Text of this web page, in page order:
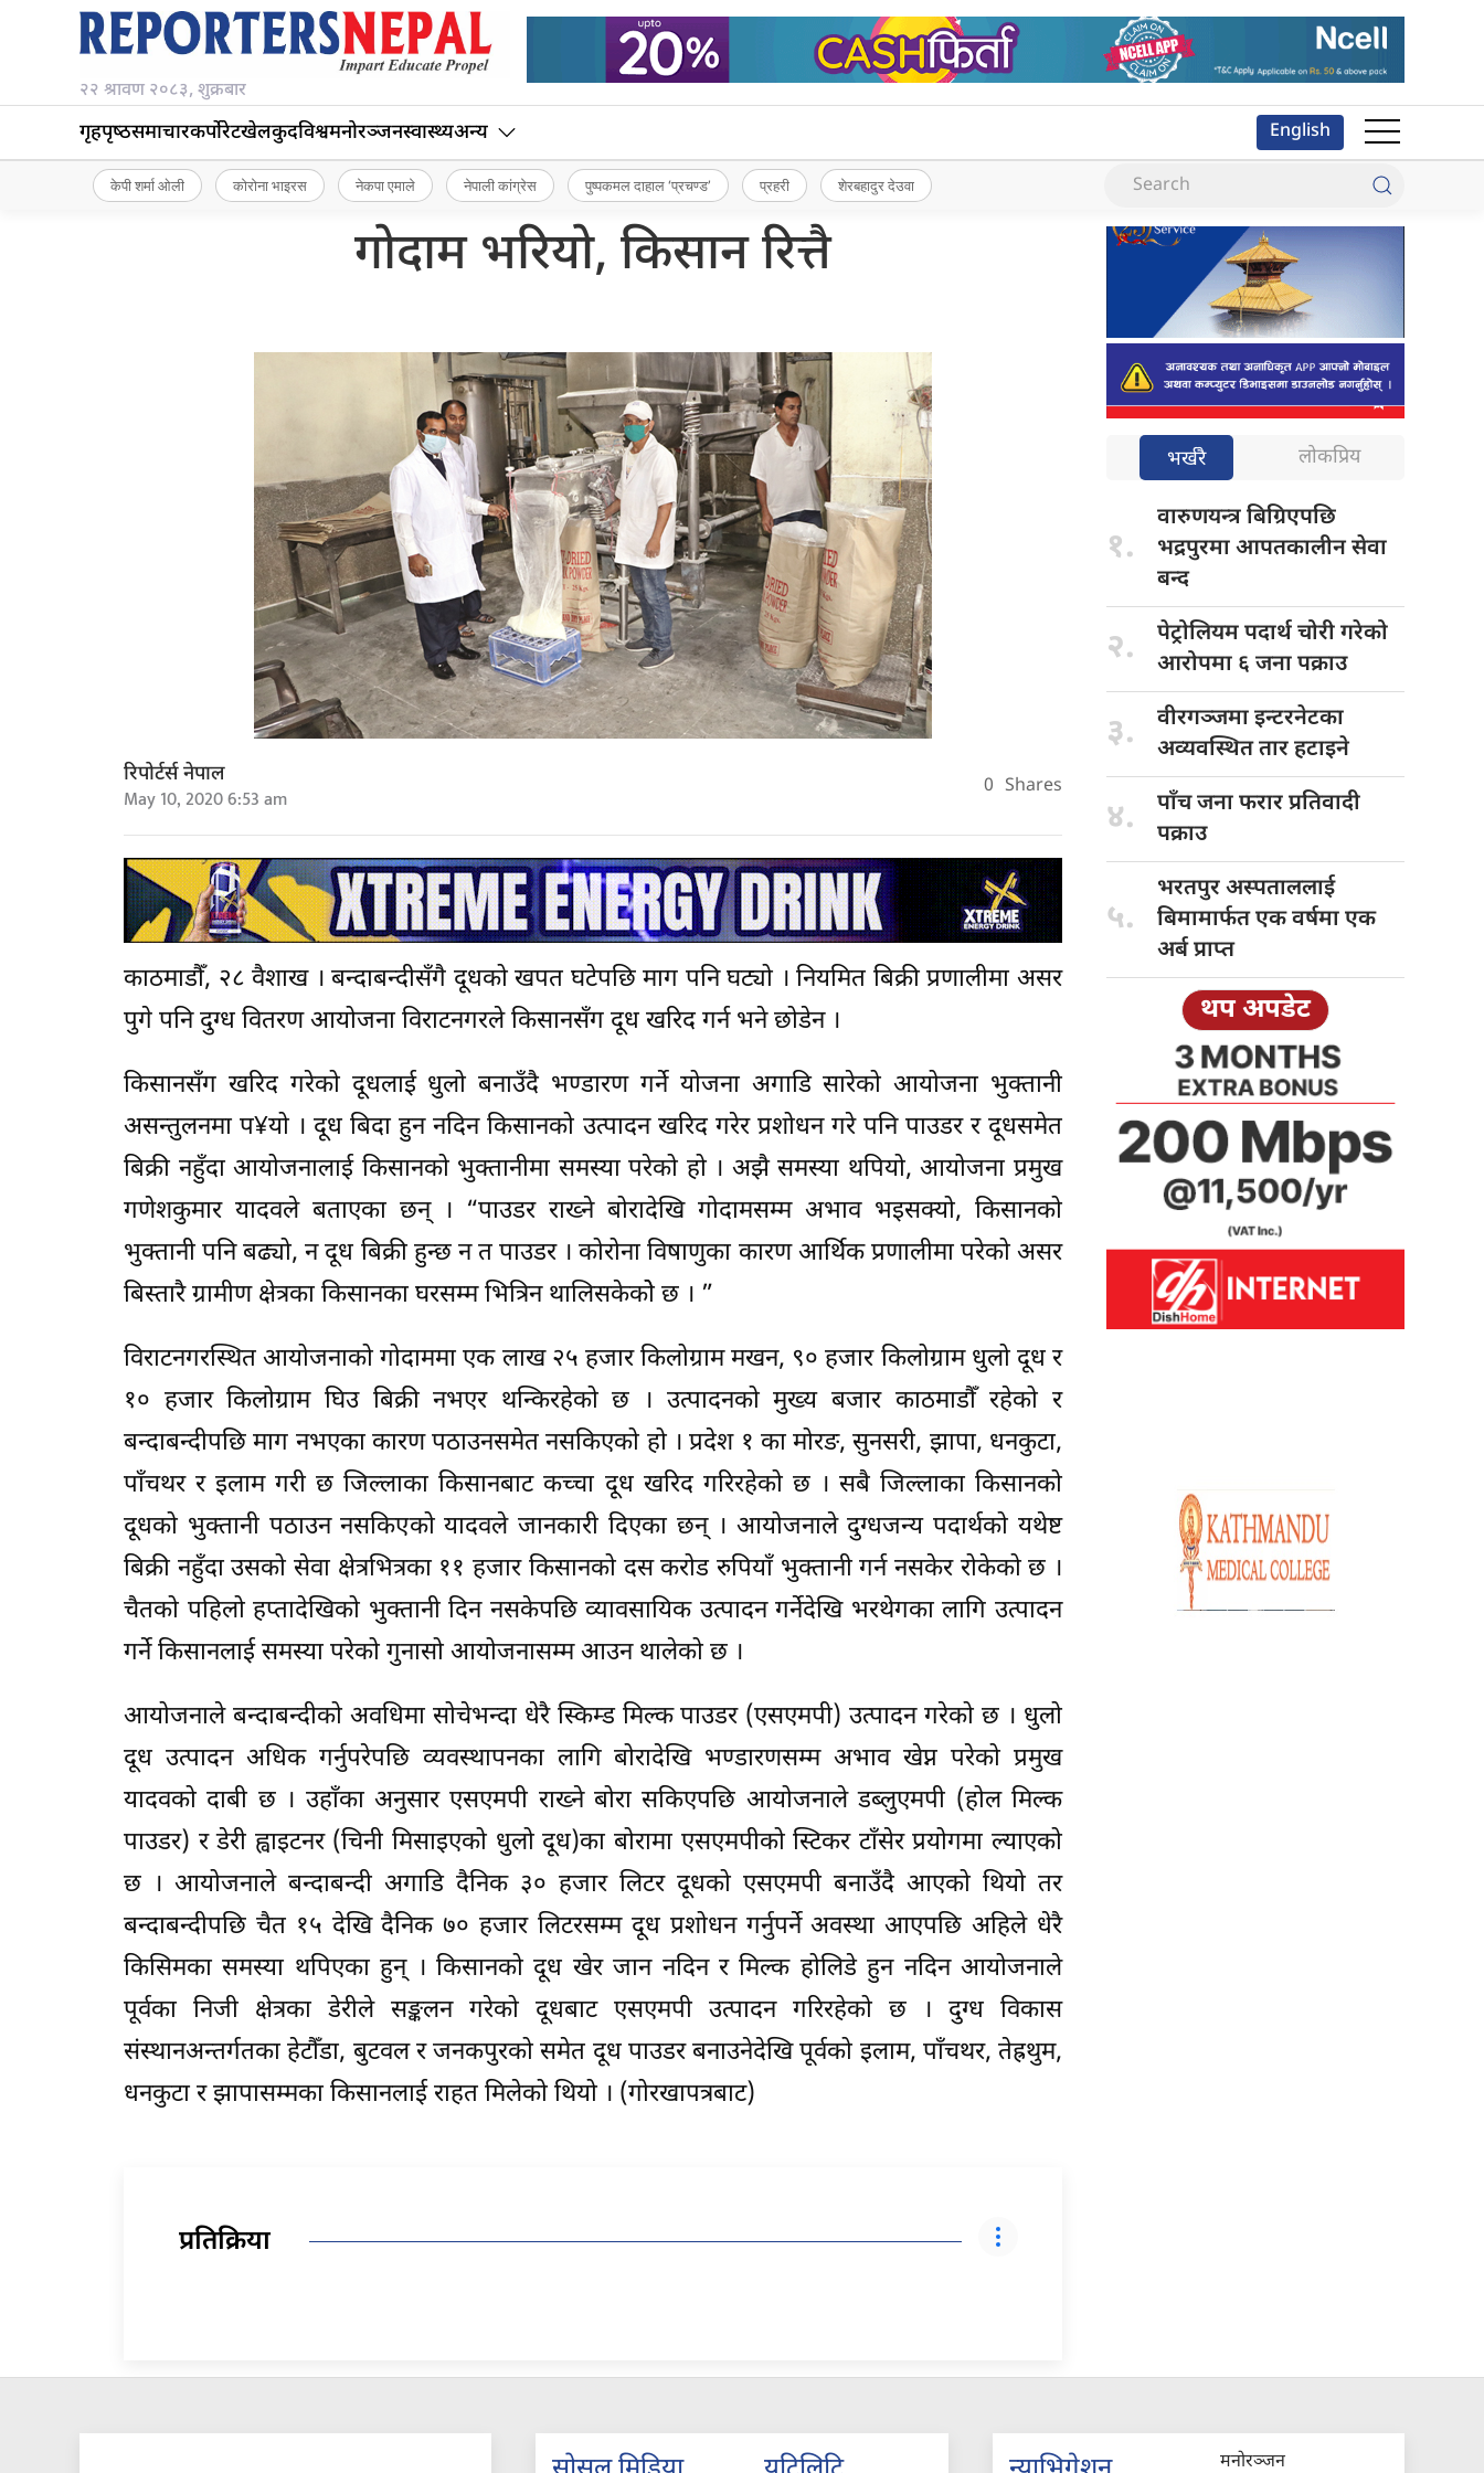
२२ श्रावण २०८३, शुक्रबार
गृहपृष्‍ठसमाचारकर्पोरेटखेलकुदविश्वमनोरञ्जनस्वास्थ्यअन्य English
केपी शर्मा ओली कोरोना भाइरस नेकपा एमाले नेपाली कांग्रेस पुष्पकमल दाहाल ‘प्रचण्ड’ प्रहरी शेरबहादुर देउवा
गोदाम भरियो, किसान रित्तै
रिपोर्टर्स नेपाल
May 10, 2020 6:53 am 0 Shares
काठमाडौँ, २८ वैशाख । बन्दाबन्दीसँगै दूधको खपत घटेपछि माग पनि घट्यो । नियमित बिक्री प्रणालीमा असर
पुगे पनि दुग्ध वितरण आयोजना विराटनगरले किसानसँग दूध खरिद गर्न भने छोडेन ।
किसानसँग खरिद गरेको दूधलाई धुलो बनाउँदै भण्डारण गर्ने योजना अगाडि सारेको आयोजना भुक्तानी
असन्तुलनमा प¥यो । दूध बिदा हुन नदिन किसानको उत्पादन खरिद गरेर प्रशोधन गरे पनि पाउडर र दूधसमेत
बिक्री नहुँदा आयोजनालाई किसानको भुक्तानीमा समस्या परेको हो । अझै समस्या थपियो, आयोजना प्रमुख
गणेशकुमार यादवले बताएका छन् । “पाउडर राख्ने बोरादेखि गोदामसम्म अभाव भइसक्यो, किसानको
भुक्तानी पनि बढ्यो, न दूध बिक्री हुन्छ न त पाउडर । कोरोना विषाणुका कारण आर्थिक प्रणालीमा परेको असर
बिस्तारै ग्रामीण क्षेत्रका किसानका घरसम्म भित्रिन थालिसकेकोे छ । ”
विराटनगरस्थित आयोजनाको गोदाममा एक लाख २५ हजार किलोग्राम मखन, ९० हजार किलोग्राम धुलो दूध र
१० हजार किलोग्राम घिउ बिक्री नभएर थन्किरहेको छ । उत्पादनको मुख्य बजार काठमाडौँ रहेको र
बन्दाबन्दीपछि माग नभएका कारण पठाउनसमेत नसकिएको हो । प्रदेश १ का मोरङ, सुनसरी, झापा, धनकुटा,
पाँचथर र इलाम गरी छ जिल्लाका किसानबाट कच्चा दूध खरिद गरिरहेको छ । सबै जिल्लाका किसानको
दूधको भुक्तानी पठाउन नसकिएको यादवले जानकारी दिएका छन् । आयोजनाले दुग्धजन्य पदार्थको यथेष्ट
बिक्री नहुँदा उसको सेवा क्षेत्रभित्रका ११ हजार किसानको दस करोड रुपियाँ भुक्तानी गर्न नसकेर रोकेको छ ।
चैतको पहिलो हप्तादेखिको भुक्तानी दिन नसकेपछि व्यावसायिक उत्पादन गर्नेदेखि भरथेगका लागि उत्पादन
गर्ने किसानलाई समस्या परेको गुनासो आयोजनासम्म आउन थालेको छ ।
आयोजनाले बन्दाबन्दीको अवधिमा सोचेभन्दा धेरै स्किम्ड मिल्क पाउडर (एसएमपी) उत्पादन गरेको छ । धुलो
दूध उत्पादन अधिक गर्नुपरेपछि व्यवस्थापनका लागि बोरादेखि भण्डारणसम्म अभाव खेप्न परेको प्रमुख
यादवको दाबी छ । उहाँका अनुसार एसएमपी राख्ने बोरा सकिएपछि आयोजनाले डब्लुएमपी (होल मिल्क
पाउडर) र डेरी ह्वाइटनर (चिनी मिसाइएको धुलो दूध)का बोरामा एसएमपीको स्टिकर टाँसेर प्रयोगमा ल्याएको
छ । आयोजनाले बन्दाबन्दी अगाडि दैनिक ३० हजार लिटर दूधको एसएमपी बनाउँदै आएको थियो तर
बन्दाबन्दीपछि चैत १५ देखि दैनिक ७० हजार लिटरसम्म दूध प्रशोधन गर्नुपर्ने अवस्था आएपछि अहिले धेरै
किसिमका समस्या थपिएका हुन् । किसानको दूध खेर जान नदिन र मिल्क होलिडे हुन नदिन आयोजनाले
पूर्वका निजी क्षेत्रका डेरीले सङ्कलन गरेको दूधबाट एसएमपी उत्पादन गरिरहेको छ । दुग्ध विकास
संस्थानअन्तर्गतका हेटौँडा, बुटवल र जनकपुरको समेत दूध पाउडर बनाउनेदेखि पूर्वको इलाम, पाँचथर, तेह्रथुम,
धनकुटा र झापासम्मका किसानलाई राहत मिलेको थियो । (गोरखापत्रबाट)
प्रतिक्रिया
भर्खरै लोकप्रिय
१.
वारुणयन्त्र बिग्रिएपछि
भद्रपुरमा आपतकालीन सेवा
बन्द
२. पेट्रोलियम पदार्थचोरी गरेको
आरोपमा ६ जना पक्राउ
३.
वीरगञ्जमा इन्टरनेटका
अव्यवस्थित तार हटाइने
४. पाँच जनाफरार प्रतिवादी
पक्राउ
५.
भरतपुर अस्पताललाई
बिमामार्फत एक वर्षमा एक
अर्ब प्राप्त
थप अपडेट
मनोरञ्जन